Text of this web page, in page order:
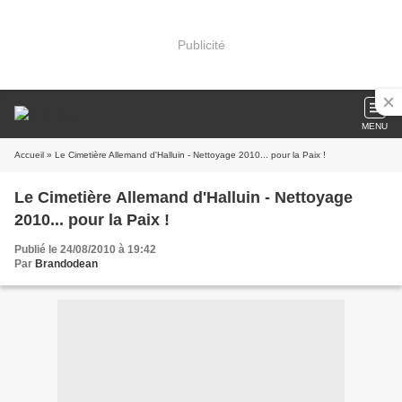
Publicité
MENU
Accueil » Le Cimetière Allemand d'Halluin - Nettoyage 2010... pour la Paix !
Le Cimetière Allemand d'Halluin - Nettoyage
2010... pour la Paix !
Publié le 24/08/2010 à 19:42
Par Brandodean